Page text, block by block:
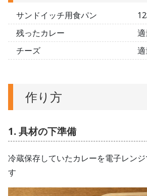
サンドイッチ用食パン
残ったカレー
チーズ
作り方
1. 具材の下準備
冷蔵保存していたカレーを電子レン
す